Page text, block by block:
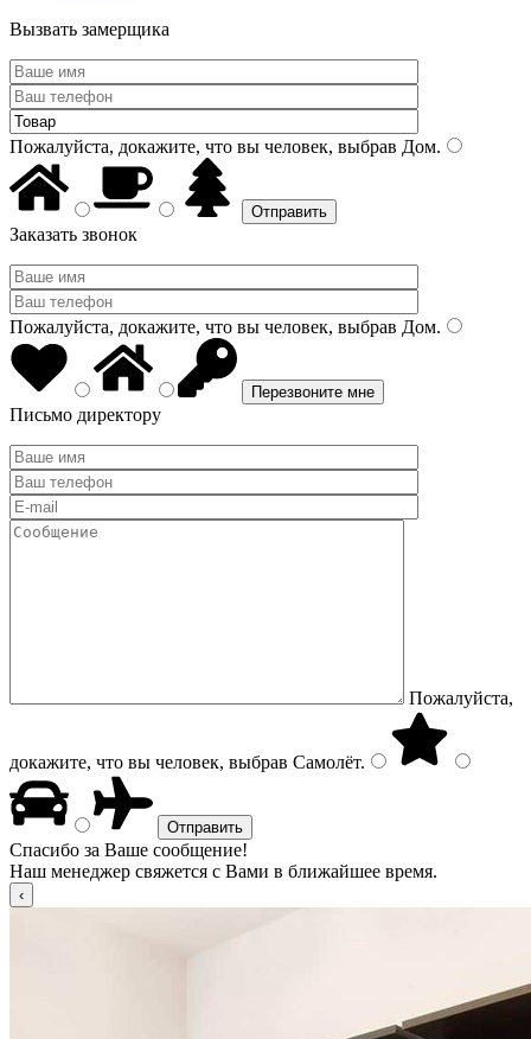
Вызвать замерщика
Пожалуйста, докажите, что вы человек, выбрав Дом.
Заказать звонок
Пожалуйста, докажите, что вы человек, выбрав Дом.
Письмо директору
Пожалуйста,
докажите, что вы человек, выбрав Самолёт.
Спасибо за Ваше сообщение!
Наш менеджер свяжется с Вами в ближайшее время.